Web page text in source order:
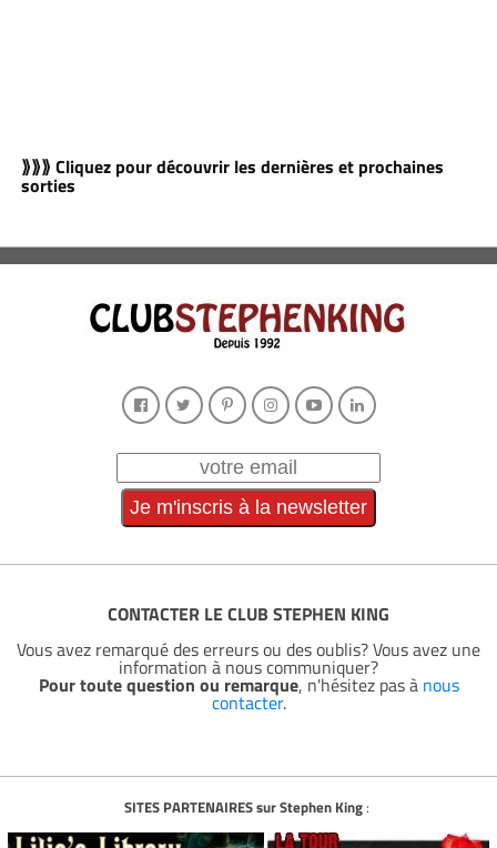
⟫⟫⟫ Cliquez pour découvrir les dernières et prochaines
sorties
CONTACTER LE CLUB STEPHEN KING
Vous avez remarqué des erreurs ou des oublis? Vous avez une
information à nous communiquer?
Pour toute question ou remarque, n'hésitez pas à nous
contacter.
SITES PARTENAIRES sur Stephen King: